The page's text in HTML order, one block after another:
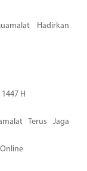
Hadirkan
H
Terus Jaga